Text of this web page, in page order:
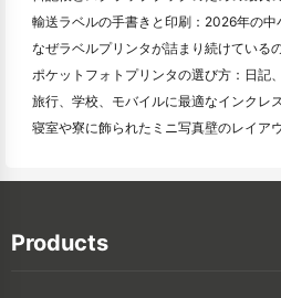
輸送ラベルの手書きと印刷：2026年の中
なぜラベルプリンタが詰まり続けているの
寝室や寮に飾られたミニ写真壁のレイア
Products